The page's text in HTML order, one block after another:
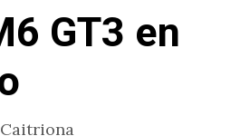
GT3 en
Caitriona